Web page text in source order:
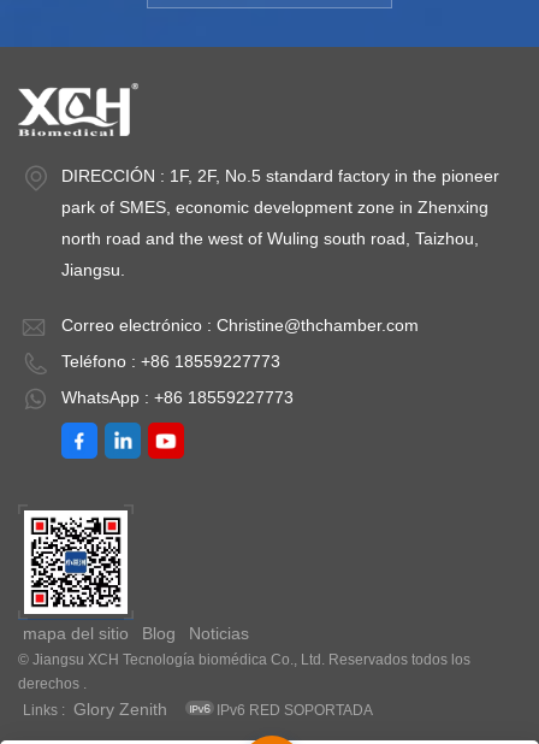
DIRECCIÓN : 1F, 2F, No.5 standard factory in the pioneer
park of SMES, economic development zone in Zhenxing
north road and the west of Wuling south road, Taizhou,
Jiangsu.
Correo electrónico : Christine@thchamber.com
Teléfono : +86 18559227773
WhatsApp : +86 18559227773
mapa del sitio Blog Noticias
© Jiangsu XCH Tecnología biomédica Co., Ltd. Reservados todos los
derechos .
Links :
Glory Zenith IPv6 RED SOPORTADA